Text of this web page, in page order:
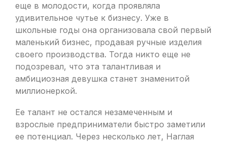
еще в молодости, когда проявляла
удивительное чутье к бизнесу. Уже в
школьные годы она организовала свой первый
маленький бизнес, продавая ручные изделия
своего производства. Тогда никто еще не
подозревал, что эта талантливая и
амбициозная девушка станет знаменитой
миллионеркой.
Ее талант не остался незамеченным и
взрослые предприниматели быстро заметили
ее потенциал. Через несколько лет, Наглая